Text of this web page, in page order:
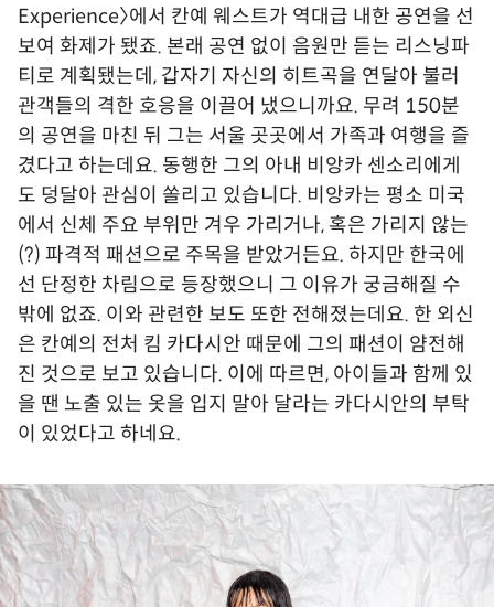
Experience〉에서 칸예 웨스트가 역대급 내한 공연을 선
보여 화제가 됐죠. 본래 공연 없이 음원만 듣는 리스닝파
티로 계획됐는데, 갑자기 자신의 히트곡을 연달아 불러
관객들의 격한 호응을 이끌어 냈으니까요. 무려 150분
의 공연을 마친 뒤 그는 서울 곳곳에서 가족과 여행을 즐
겼다고 하는데요. 동행한 그의 아내 비앙카 센소리에게
도 덩달아 관심이 쏠리고 있습니다. 비앙카는 평소 미국
에서 신체 주요 부위만 겨우 가리거나, 혹은 가리지 않는
(?) 파격적 패션으로 주목을 받았거든요. 하지만 한국에
선 단정한 차림으로 등장했으니 그 이유가 궁금해질 수
밖에 없죠. 이와 관련한 보도 또한 전해졌는데요. 한 외신
은 칸예의 전처 킴 카다시안 때문에 그의 패션이 얌전해
진 것으로 보고 있습니다. 이에 따르면, 아이들과 함께 있
을 땐 노출 있는 옷을 입지 말아 달라는 카다시안의 부탁
이 있었다고 하네요.